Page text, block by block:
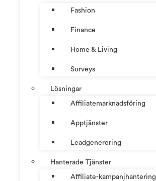
Fashion
Finance
Home & Living
Surveys
Lösningar
Affiliatemarknadsföring
Apptjänster
Leadgenerering
Hanterade Tjänster
Affiliate-kampanjhantering